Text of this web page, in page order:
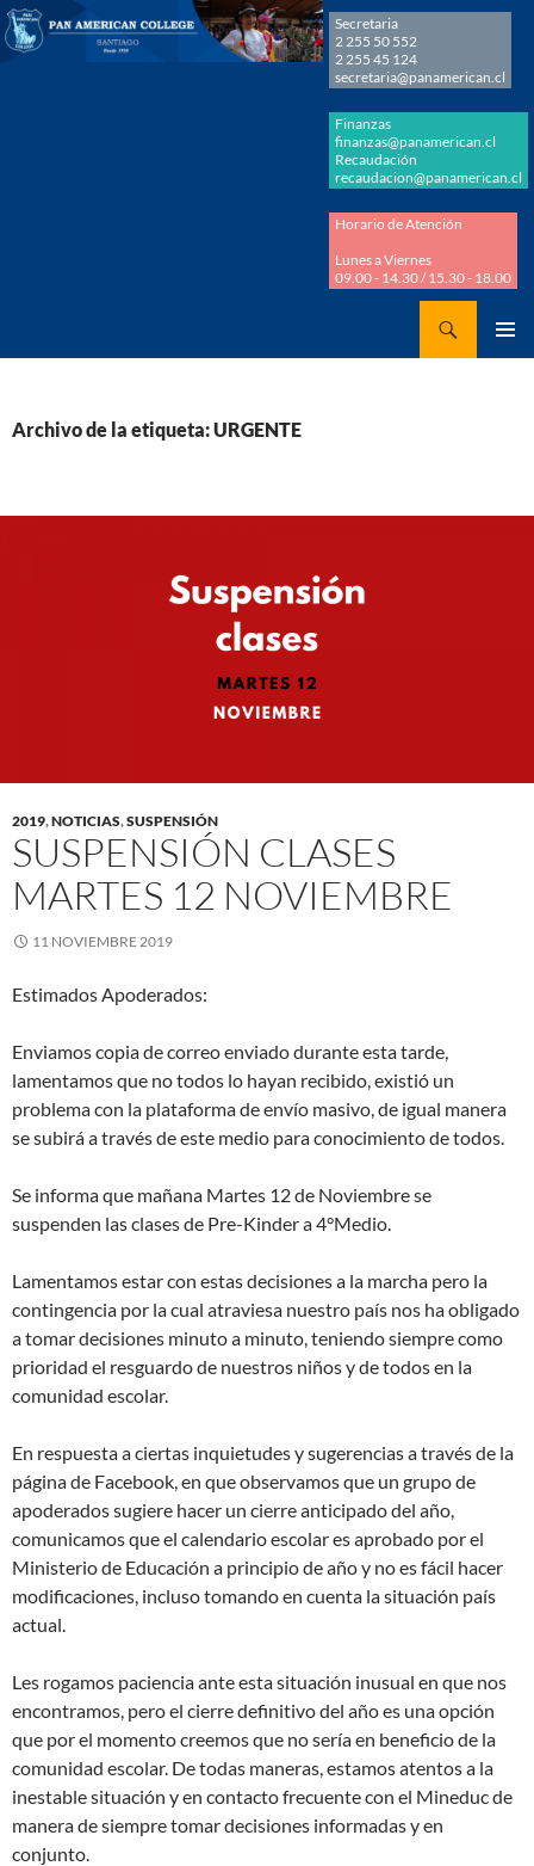
Secretaria
2 255 50 552
2 255 45 124
secretaria@panamerican.cl
Finanzas
finanzas@panamerican.cl
Recaudación
recaudacion@panamerican.cl
Horario de Atención
Lunes a Viernes
09.00 - 14.30 / 15.30 - 18.00
Archivo de la etiqueta: URGENTE
2019,NOTICIAS,SUSPENSIÓN
SUSPENSIÓN CLASES
MARTES 12 NOVIEMBRE
11 NOVIEMBRE 2019
Estimados Apoderados:
Enviamos copia de correo enviado durante esta tarde,
lamentamos que no todos lo hayan recibido, existió un
problema con la plataforma de envío masivo, de igual manera
se subirá a través de este medio para conocimiento de todos.
Se informa que mañana Martes 12 de Noviembre se
suspenden las clases de Pre-Kinder a 4°Medio.
Lamentamos estar con estas decisiones a la marcha pero la
contingencia por la cual atraviesa nuestro país nos ha obligado
a tomar decisiones minuto a minuto, teniendo siempre como
prioridad el resguardo de nuestros niños y de todos en la
comunidad escolar.
En respuesta a ciertas inquietudes y sugerencias a través de la
página de Facebook, en que observamos que un grupo de
apoderados sugiere hacer un cierre anticipado del año,
comunicamos que el calendario escolar es aprobado por el
Ministerio de Educación a principio de año y no es fácil hacer
modificaciones, incluso tomando en cuenta la situación país
actual.
Les rogamos paciencia ante esta situación inusual en que nos
encontramos, pero el cierre definitivo del año es una opción
que por el momento creemos que no sería en beneficio de la
comunidad escolar. De todas maneras, estamos atentos a la
inestable situación y en contacto frecuente con el Mineduc de
manera de siempre tomar decisiones informadas y en
conjunto.